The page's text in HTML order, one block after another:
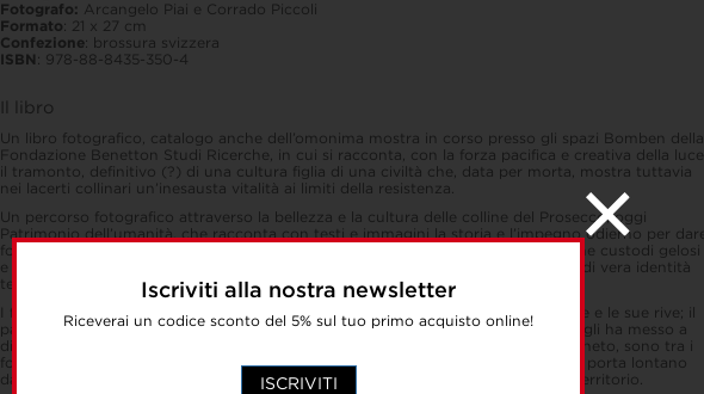
Iscriviti alla nostra newsletter
Riceverai un codice sconto del 5% sul tuo primo acquisto online!
ISCRIVITI
Fotografo: Arcangelo Piai e Corrado Piccoli
Formato: 21 x 27 cm
Confezione: brossura svizzera
ISBN : 978-88-8435-350-4
Il libro
Un libro fotografico, catalogo anche dell’omonima mostra in corso presso gli spazi Bomben della
Fondazione Benetton Studi Ricerche, in cui si racconta, con la forza pacifica e creativa della
il tramonto, definitivo (?) di una cultura figlia di una civiltà che, data per morta, mostra tuttavia
nei lacerti collinari un’inesausta vitalità ai limiti della resistenza.
Un percorso fotografico attraverso la bellezza e la cultura delle colline del Prosecco, oggi
Patrimonio dell’umanità, che racconta con testi e immagini la storia e l’impegno odierno per dare
forma al presente e per definire un futuro possibile a questi luoghi, per diventarne custodi gelosi
e per saperlo raccontare e presentare al turista sempre più numeroso e curioso di vera identità
territoriale.
I fabbricati rurali immersi nelle colline ricordano lo stretto legame tra il viticoltore e le sue rive; il
paesaggio che il viticoltore ha creato modellando con rispetto ciò che la natura gli ha messo a
disposizione; i ricordi di chi ha dato un senso anche economico al lavoro nel vigneto, sono tra i
fondamenti che dobbiamo custodire e che dobbiamo tramandare. Tutto questo porta lontano
da una pericolosa omologazione e al contrario caratterizza e rende unico quel territorio.